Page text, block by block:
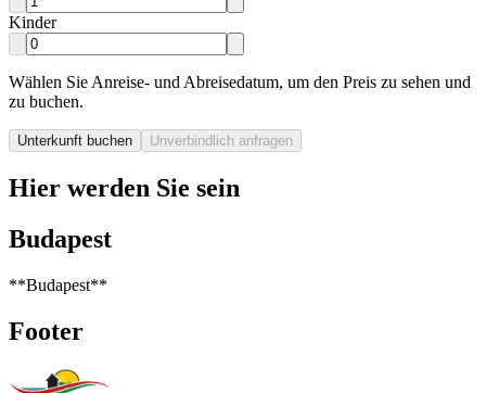
Kinder
Wählen Sie Anreise- und Abreisedatum, um den Preis zu sehen und
zu buchen.
Unterkunft buchen Unverbindlich anfragen
Hier werden Sie sein
Budapest
**Budapest**
Footer